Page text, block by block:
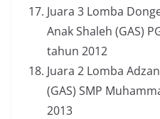
Juara 3 Lomba
Anak Shaleh (GAS)
tahun 2012
Juara 2 Lomba
(GAS) SMP
2013